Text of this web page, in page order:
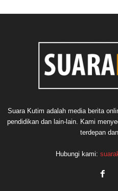
Suara Kutim adalah media berita
pendidikan dan lain-lain. Kami
terdepan
Hubungi kami: